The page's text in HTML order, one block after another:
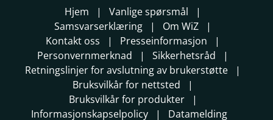
Hjem
Vanlige spørsmål
Samsvarserklæring
Om WiZ
Kontakt oss
Presseinformasjon
Personvernmerknad
Sikkerhetsråd
Retningslinjer for avslutning av brukerstøtte
Bruksvilkår for nettsted
Bruksvilkår for produkter
Informasjonskapselpolicy
Datamelding